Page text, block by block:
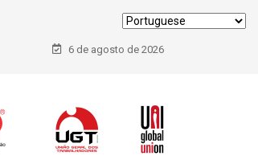
6 de agosto de 2026